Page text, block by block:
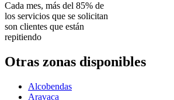
Cada mes, más del 85% de
los servicios que se solicitan
son clientes que están
repitiendo
Otras zonas disponibles
Alcobendas
Aravaca